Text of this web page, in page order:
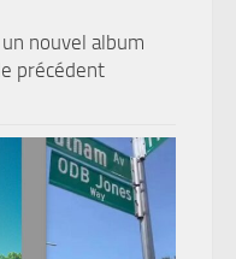
nouvel album
précédent